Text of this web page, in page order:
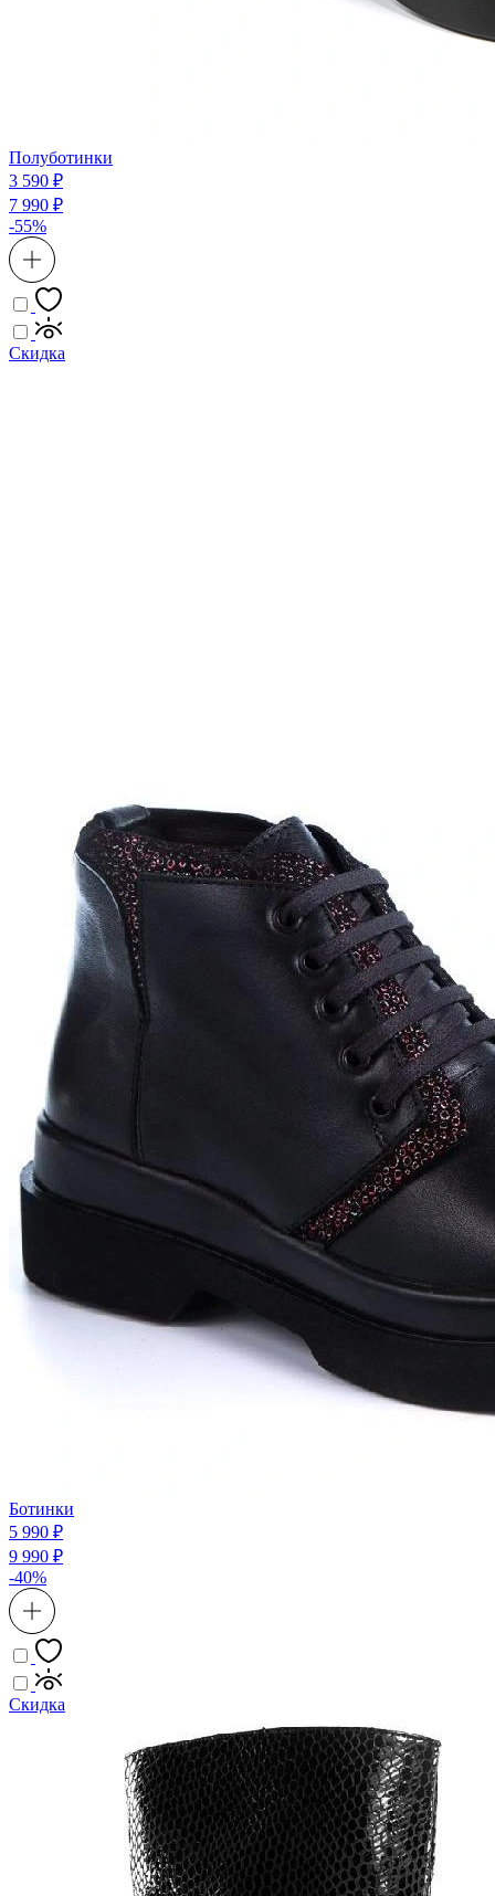
Полуботинки
3 590 ₽
7 990 ₽
-55%
Скидка
Ботинки
5 990 ₽
9 990 ₽
-40%
Скидка